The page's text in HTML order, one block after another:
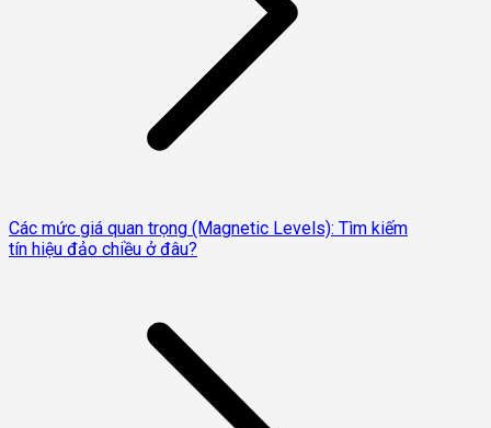
Các mức giá quan trọng (Magnetic Levels): Tìm kiếm
tín hiệu đảo chiều ở đâu?